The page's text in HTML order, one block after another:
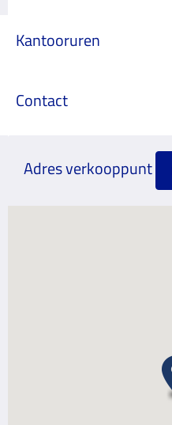
Kantooruren
Contact
Adres verkooppunt